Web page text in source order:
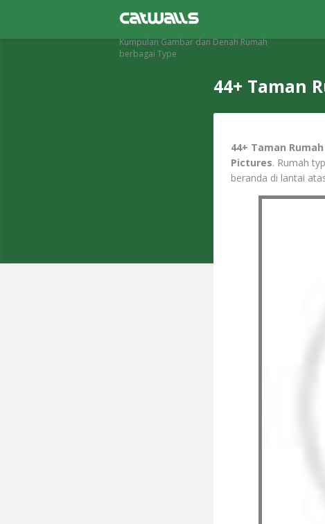
Kumpulan Gambar dan Denah Rumah
berbagai Type
44+ Taman
44+ Taman
Pictures. Rumah
beranda di lantai